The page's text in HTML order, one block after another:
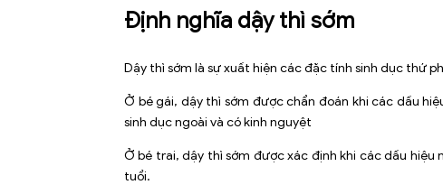
Định nghĩa dậy thì sớm
Dậy thì sớm là sự xuất hiện các đặc tính sinh dục thứ
Ở bé gái, dậy thì sớm được chẩn đoán khi các dấu
sinh dục ngoài và có kinh nguyệt
Ở bé trai, dậy thì sớm được xác định khi các dấu
tuổi.